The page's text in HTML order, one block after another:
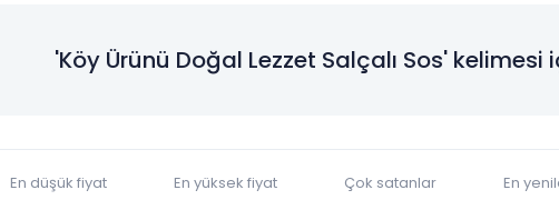
'Köy Ürünü Doğal Lezzet Salçalı Sos' kelimesi
En düşük fiyat En yüksek fiyat Çok satanlar En